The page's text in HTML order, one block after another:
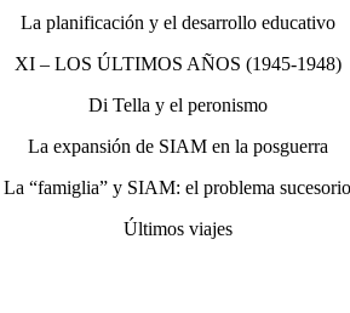
La planificación y el desarrollo educativo
XI – LOS ÚLTIMOS AÑOS (1945-1948)
Di Tella y el peronismo
La expansión de SIAM en la posguerra
La “famiglia” y SIAM: el problema sucesorio
Últimos viajes